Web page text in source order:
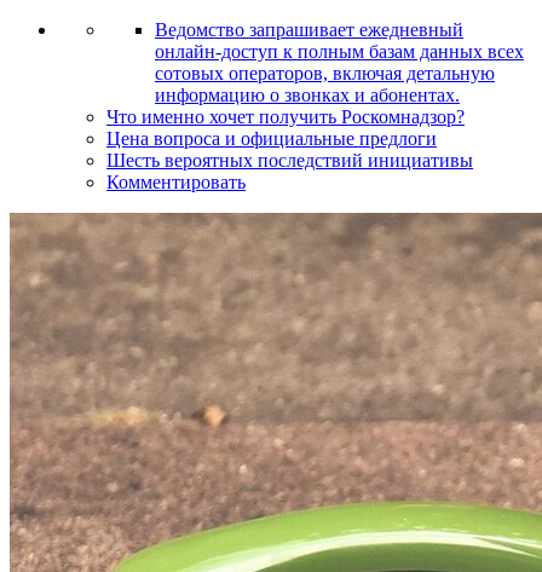
Ведомство запрашивает ежедневный
онлайн-доступ к полным базам данных всех
сотовых операторов, включая детальную
информацию о звонках и абонентах.
Что именно хочет получить Роскомнадзор?
Цена вопроса и официальные предлоги
Шесть вероятных последствий инициативы
Комментировать